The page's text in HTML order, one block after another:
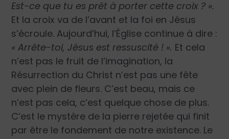
Est-ce que tu es prêt à porter cette croix ? ».
Et la croix va de l’avant et la foi en Jésus
s’écroule. Aujourd’hui, l’Église continue à dire :
« Arrête-toi, Jésus est ressuscité ! ». Et cela
n’est pas le fruit de l’imagination, la
Résurrection du Christ n’est pas une fête
avec plein de fleurs. C’est beau, mais ce
n’est pas cela, c’est quelque chose de plus.
C’est le mystère de la pierre rejetée qui finit
par être le fondement de notre existence. Le